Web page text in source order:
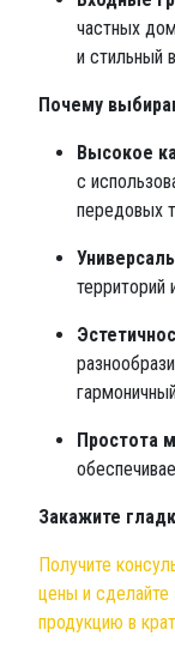
частных
и стильный
Почему
Высокое
с
передовых
территорий
Простота
Закажите
Получите
цены и
продукцию в